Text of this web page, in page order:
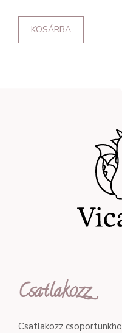
KOSÁRBA
Csatlakozz
Csatlakozz